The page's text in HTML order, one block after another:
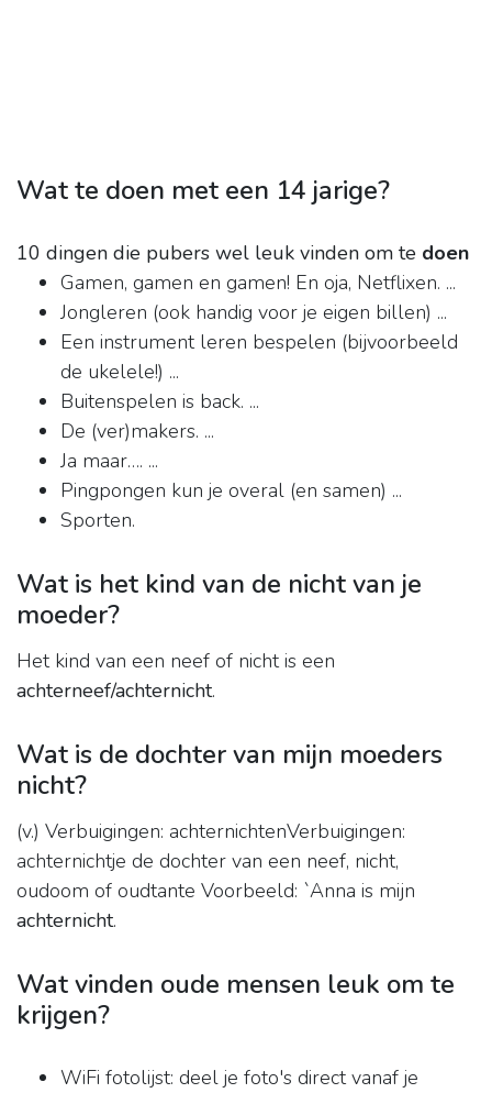
Wat te doen met een 14 jarige?
10 dingen die pubers wel leuk vinden om te doen
Gamen, gamen en gamen! En oja, Netflixen. ...
Jongleren (ook handig voor je eigen billen) ...
Een instrument leren bespelen (bijvoorbeeld
de ukelele!) ...
Buitenspelen is back. ...
De (ver)makers. ...
Ja maar…. ...
Pingpongen kun je overal (en samen) ...
Sporten.
Wat is het kind van de nicht van je
moeder?
Het kind van een neef of nicht is een
achterneef/achternicht.
Wat is de dochter van mijn moeders
nicht?
(v.) Verbuigingen: achternichtenVerbuigingen:
achternichtje de dochter van een neef, nicht,
oudoom of oudtante Voorbeeld: `Anna is mijn
achternicht.
Wat vinden oude mensen leuk om te
krijgen?
WiFi fotolijst: deel je foto's direct vanaf je